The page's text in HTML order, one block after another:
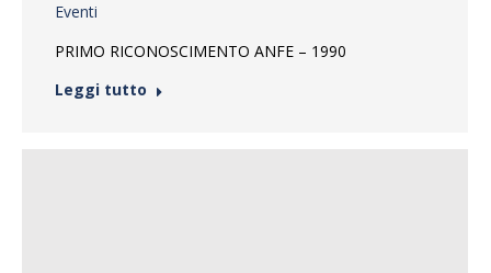
Eventi
PRIMO RICONOSCIMENTO ANFE – 1990
Leggi tutto